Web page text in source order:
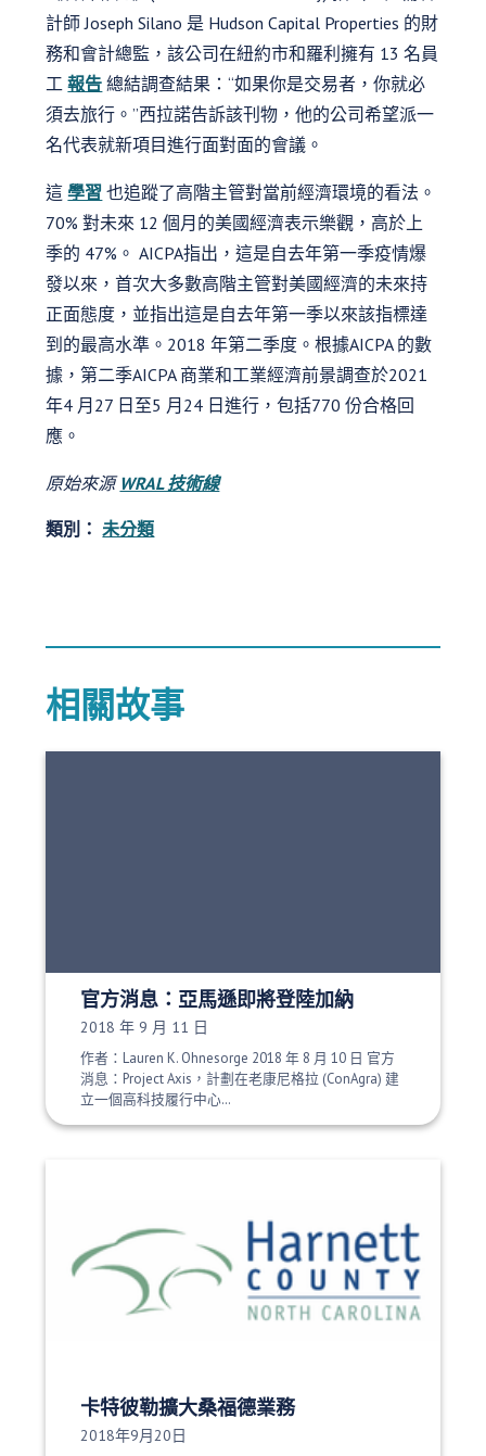
計師 Joseph Silano 是 Hudson Capital Properties 的財
務和會計總監，該公司在紐約市和羅利擁有 13 名員
工報告 總結調查結果：“如果你是交易者，你就必
須去旅行。”西拉諾告訴該刊物，他的公司希望派一
名代表就新項目進行面對面的會議。
這學習 也追蹤了高階主管對當前經濟環境的看法。
70% 對未來 12 個月的美國經濟表示樂觀，高於上
季的 47%。 AICPA指出，這是自去年第一季疫情爆
發以來，首次大多數高階主管對美國經濟的未來持
正面態度，並指出這是自去年第一季以來該指標達
到的最高水準。2018 年第二季度。根據AICPA 的數
據，第二季AICPA 商業和工業經濟前景調查於2021
年4 月27 日至5 月24 日進行，包括770 份合格回
應。
原始來源WRAL 技術線
類別： 未分類
相關故事
官方消息：亞馬遜即將登陸加納
發布日期：
2018 年 9 月 11 日
作者：Lauren K. Ohnesorge 2018 年 8 月 10 日 官方
消息：Project Axis，計劃在老康尼格拉 (ConAgra) 建
立一個高科技履行中心…
卡特彼勒擴大桑福德業務
發布日期：
2018年9月20日